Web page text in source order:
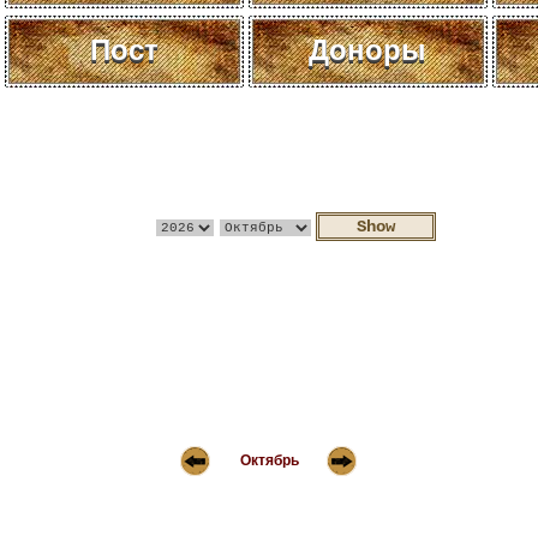
Пост Доноры
Октябрь